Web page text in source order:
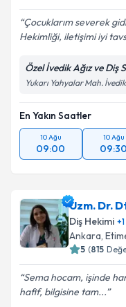
Çocuklarım severek
Hekimliği, iletişimi iyi
Özel İvedik Ağız ve Diş
Yukarı Yahyalar Mah.
En Yakın Saatler
10 Ağu
09:00
10 Ağu
09:30
Uzm. Dr.
Diş Hekimi +1
Ankara,
5 (815
Sema hocam, işinde
hafif, bilgisine tam...